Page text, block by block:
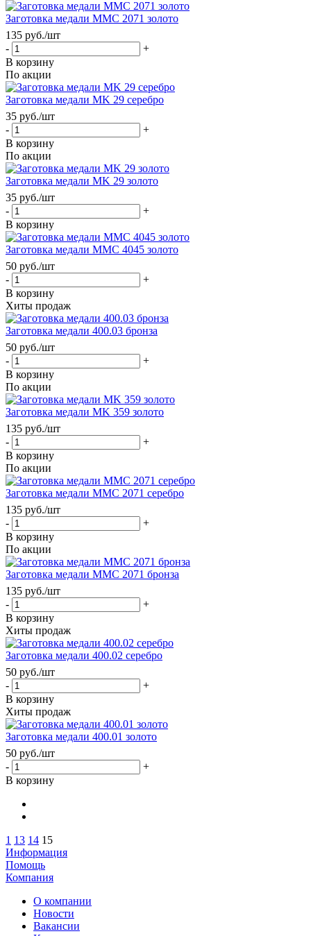
Заготовка медали MMC 2071 золото
135 руб./шт
-
+
В корзину
По акции
Заготовка медали MK 29 серебро
35 руб./шт
-
+
В корзину
По акции
Заготовка медали MK 29 золото
35 руб./шт
-
+
В корзину
Заготовка медали MMC 4045 золото
50 руб./шт
-
+
В корзину
Хиты продаж
Заготовка медали 400.03 бронза
50 руб./шт
-
+
В корзину
По акции
Заготовка медали MK 359 золото
135 руб./шт
-
+
В корзину
По акции
Заготовка медали MMC 2071 серебро
135 руб./шт
-
+
В корзину
По акции
Заготовка медали MMC 2071 бронза
135 руб./шт
-
+
В корзину
Хиты продаж
Заготовка медали 400.02 серебро
50 руб./шт
-
+
В корзину
Хиты продаж
Заготовка медали 400.01 золото
50 руб./шт
-
+
В корзину
1 13 14 15
Информация
Помощь
Компания
О компании
Новости
Вакансии